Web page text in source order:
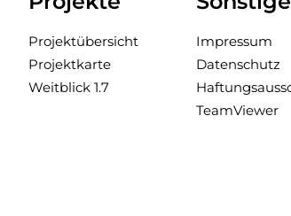
Projektübersicht
Projektkarte
Weitblick 1.7
Impressum
Datenschutz
TeamViewer